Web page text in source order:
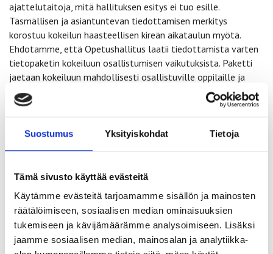
Suostumus Yksityiskohdat Tietoja
Tämä sivusto käyttää evästeitä
Käytämme evästeitä tarjoamamme sisällön ja mainosten
räätälöimiseen, sosiaalisen median ominaisuuksien
tukemiseen ja kävijämäärämme analysoimiseen. Lisäksi
jaamme sosiaalisen median, mainosalan ja analytiikka-
ajattelutaitoja, mitä hallituksen esitys ei tuo esille.
Täsmällisen ja asiantuntevan tiedottamisen merkitys
korostuu kokeilun haasteellisen kireän aikataulun myötä.
Ehdotamme, että Opetushallitus laatii tiedottamista varten
tietopaketin kokeiluun osallistumisen vaikutuksista. Paketti
jaetaan kokeiluun mahdollisesti osallistuville oppilaille ja
heidän vanhemmilleen.
Kokeilun kattavuus
SUKOL toi esille 1.6.2017 antamassaan lausunnossa, että
kokeiluun osallistuvien opiskelijoiden lukumäärän tulee olla
vaikutuksia eri kielten kielivalintoihin, tarjontaan eri alueilla ja
opetuksen jälkeisiin opintopolkuihin. Lisäksi kokeiluun
osallistuvat opetuksen järjestäjät valitaan alueellisesti ja
kieliryhmittäin mahdollisimman edustavasti. Jos edellä
mainitut tekijät eivät täyty, tulee arvioida kriittisesti, onko